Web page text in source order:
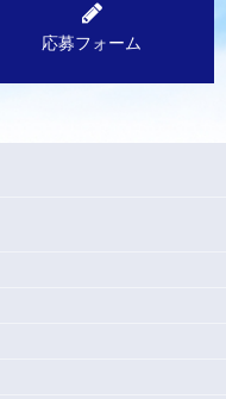
応募フォーム